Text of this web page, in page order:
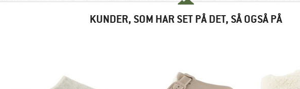
KUNDER, SOM HAR SET PÅ DET, SÅ OGSÅ PÅ